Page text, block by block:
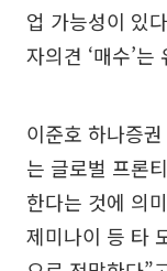
업 가능성이 있
자의견 ‘매수’는
이준호 하나증
는 글로벌 프론
한다는 것에 의
제미나이 등 타